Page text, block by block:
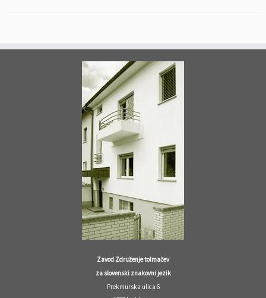
Zavod Združenje tolmačev
za slovenski znakovni jezik
Prekmurska ulica 6